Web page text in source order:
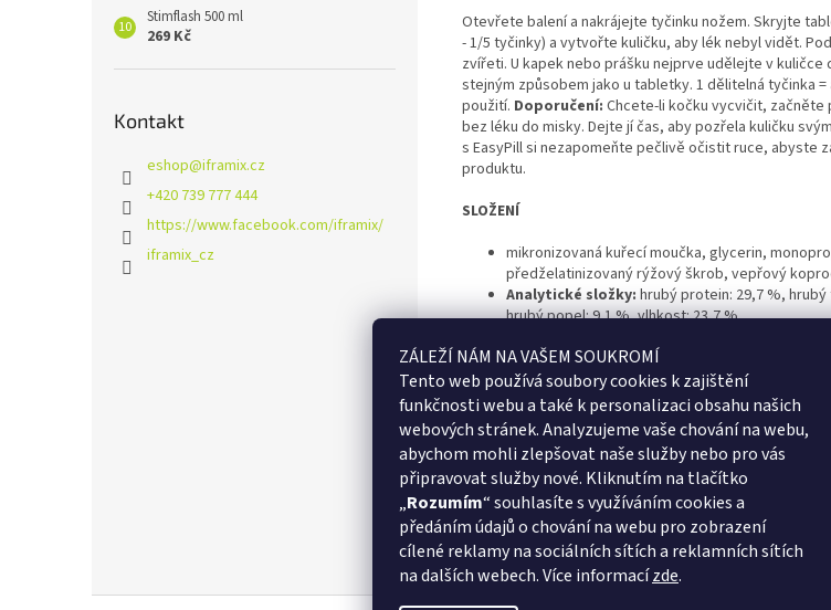
ZÁLEŽÍ NÁM NA VAŠEM SOUKROMÍ
Tento web používá soubory cookies kzajištění
funkčnosti webu a také k personalizaci obsahu našich
webových stránek. Analyzujeme vaše chování na webu,
abychom mohli zlepšovat naše služby nebo pro vás
připravovat služby nové. Kliknutím na tlačítko
„Rozumím“ souhlasíte s využíváním cookies a
předáním údajů o chování na webu pro zobrazení
cílené reklamy na sociálních sítích a reklamních sítích
na dalších webech.Více informacízde.
Stimflash 500 ml
269 Kč
Kontakt
eshop@iframix.cz
+420 739 777 444
https://www.facebook.com/iframix/
iframix_cz
Otevřete balení a nakrájejte tyčinku nožem. Skryjte
- 1/5 tyčinky) a vytvořte kuličku, aby lék nebyl vidět.
zvířeti. U kapek nebo prášku nejprve udělejte v
stejným způsobem jako u tabletky. 1 dělitelná tyčinka =
použití. Doporučení: Chcete-li kočku vycvičit, začněte
bez léku do misky. Dejte jí čas, aby pozřela kuličku
s EasyPill si nezapomeňte pečlivě očistit ruce, abyste
produktu.
SLOŽENÍ
mikronizovaná kuřecí moučka, glycerin,
předželatinizovaný rýžový škrob, vepřový
Analytické složky: hrubý protein: 29,7 %, hrubý
hrubý popel: 9,1 %, vlhkost: 23,7 %
SKLADOVÁNÍ
Skladujte v chladu a suchu. Po použití sáček těsně